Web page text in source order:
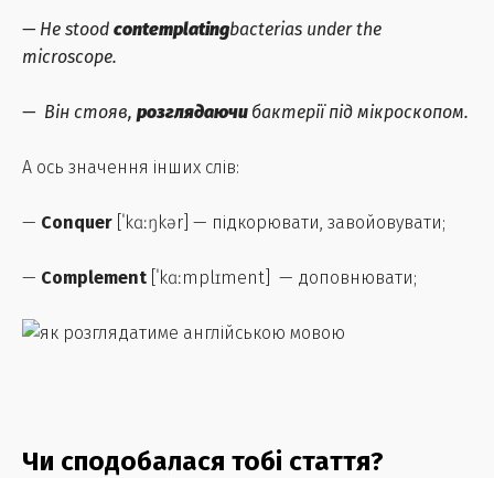
— He stood contemplatingbacterias under the
microscope.
— Він стояв, розглядаючи бактерії під мікроскопом.
А ось значення інших слів:
— Conquer [ˈkɑːŋkər] — підкорювати, завойовувати;
— Complement [ˈkɑːmplɪment] — доповнювати;
Чи сподобалася тобі стаття?